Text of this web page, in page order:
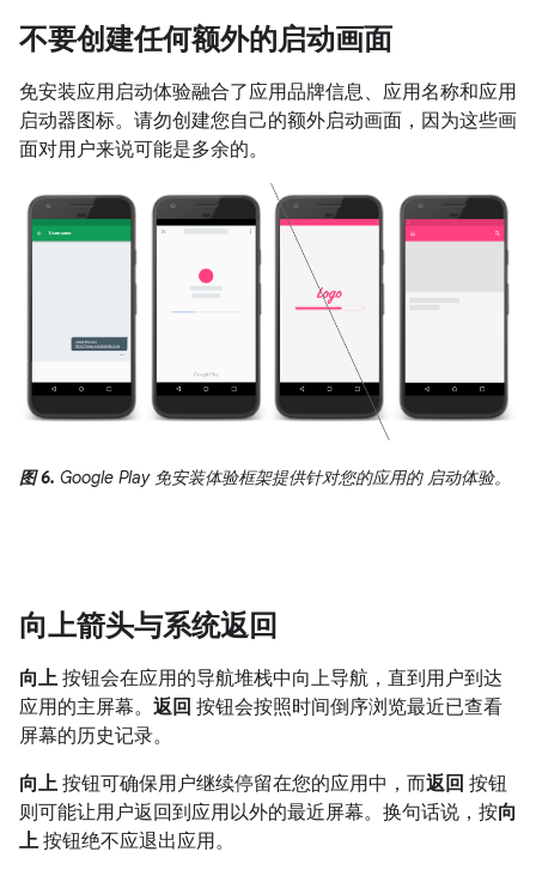
不要创建任何额外的启动画面
免安装应用启动体验融合了应用品牌信息、应用名称和应用
启动器图标。请勿创建您自己的额外启动画面，因为这些画
面对用户来说可能是多余的。
图 6. Google Play 免安装体验框架提供针对您的应用的 启动体验。
向上箭头与系统返回
向上 按钮会在应用的导航堆栈中向上导航，直到用户到达
应用的主屏幕。 返回 按钮会按照时间倒序浏览最近已查看
屏幕的历史记录。
向上 按钮可确保用户继续停留在您的应用中，而返回 按钮
则可能让用户返回到应用以外的最近屏幕。换句话说，按向
上 按钮绝不应退出应用。